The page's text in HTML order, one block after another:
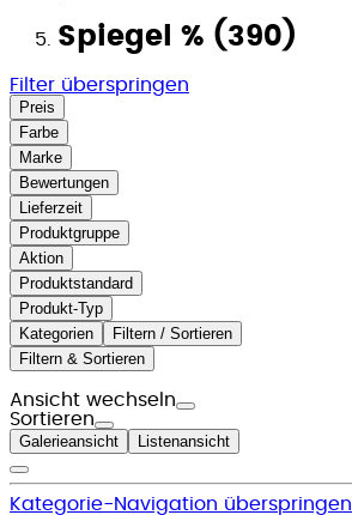
Spiegel % (390)
Filter überspringen
Preis
Farbe
Marke
Bewertungen
Lieferzeit
Produktgruppe
Aktion
Produktstandard
Produkt-Typ
Kategorien
Filtern / Sortieren
Filtern & Sortieren
Ansicht wechseln
Sortieren
Galerieansicht Listenansicht
Kategorie-Navigation überspringen